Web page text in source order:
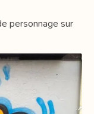
personnage sur